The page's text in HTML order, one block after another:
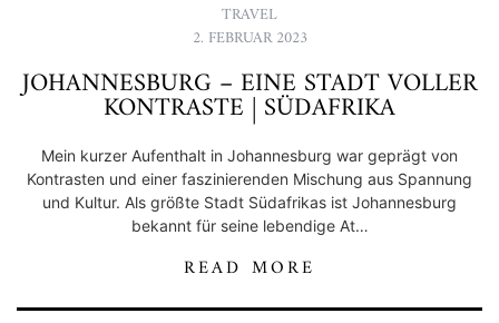
TRAVEL
2. FEBRUAR 2023
JOHANNESBURG – EINE STADT VOLLER
KONTRASTE | SÜDAFRIKA
Mein kurzer Aufenthalt in Johannesburg war geprägt von
Kontrasten und einer faszinierenden Mischung aus Spannung
und Kultur. Als größte Stadt Südafrikas ist Johannesburg
bekannt für seine lebendige At…
READ MORE